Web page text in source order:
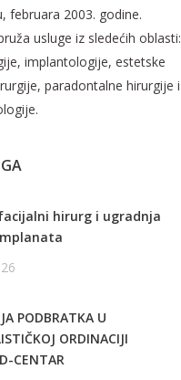
februara 2003. godine.
usluge iz sledećih oblasti:
implantologije, estetske
paradontalne hirurgije i
hirurg i ugradnja
PODBRATKA U
ORDINACIJI
CENTAR